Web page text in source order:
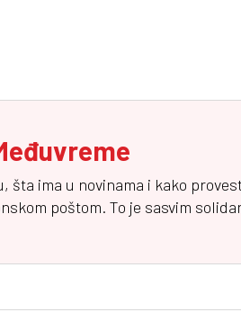
šta ima u novinama i kako
poštom. To je sasvim